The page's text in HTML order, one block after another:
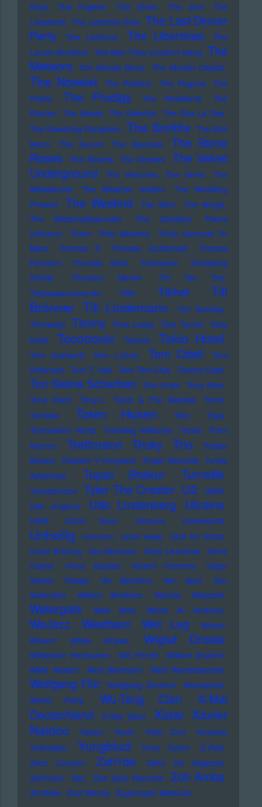
Keys
The Fugees The Hives The Jam
The
Ladybirds The Lambrini Girls The Last Dinner
Party
The Lathums The Libertines
The
Louvin Brothers The Man They Could'nt Hang The
Meteors The Moody Blues The Murder Capital
The Notwist The Platters The Pogues
The
Police
The Prodigy The Residents
The
Routes The Seeds The Selecter The Sha La Das
The Smashing Pumpkins The Smiths The Soft
Moon
The Sound The Specials
The Stone
Roses
The Streets The Strokes
The Velvet
Underground
The Ventures The Verve
The
Walkabouts
The Weather Station
The Wedding
Present
The Weeknd The Who
The Wings
The Wirtschaftswunder
The Zombies
Thees
Uhlmann
Them Thilo Mischke
Thirty Seconds To
Mars
Thomas D Thomas Gottschalk
Thomas
Pynchon
Thomas Stein Thompson
Throbbing
Gristle
Thurston Moore
Tic Tac Toe
Tiefbasskommando TBK
Tikhet
Till
Brönner Till Lindemann
Tim Buckley
Timewarp Timmy Timo Lassy Tina Turner Toby
Keith
Tocotronic Tokens Tokio Hotel
Tom Gerhardt Tom Lehrer Tom Odell
Tom
Robinson Tom T. Hall Tom Tom Club Tommy Cash
Ton Steine Scherben Toni Krahl Tony Allen
Tony Krahl
Tony-L Toots & The Maytals
Torch
Tortoise
Toten Hosen Toto
Toya
Transvision Vamp
Traveling Wilburys Travis
Trent
Reznor
Trettmann Tricky Trio
Tristan
Brusch Tristwch Y Fenywod Trojan Records Tunde
Adebimpe
Tupac Shakur Turnstile
Tuxedomoon Tyler The Creator U2
UB40
Udo Jürgens
Udo Lindenberg Ukraine
UKW Ulrich Tukur Ultravox Underworld
Unheilig Unionen Uriah Heep
USA for Africa
Uschi Brüning Van Morrison Vicky Leandros Vince
Clarke
Vince Staples Violent Femmes
Virgin
Steele
Visage Viv Albertine Von Spar
Von
Südenfed
Walker Brothers Wanda Warpaint
Watergate Web Web Weird Al Yankovic
WeJazz Westbam Wet Leg
Wham
Wham!
White Stripes Wiglaf Droste
Wildecker Herzbuben Will Ferrell
William Shatner
Willie Nelson
Wolf Biermann Wolf Wondratschek
Wolfgang Flür Wolfgang Zechner
Woodstock
World Party
Wu-Tang Clan
X-Mal
Deutschland
X-Ray Spex Xatar Xavier
Naidoo
Yassin Yeule Yoko Ono
Yousuke
Yukimatsu
Yungblud Yves Tumor
Z-Pain
Zach Condon
Zah1de
Zaho De Sagazan
Zartmann
Zaz Zick Zack Records Zoh Amba
Zombies Zoot Money Zugezogen Maskulin